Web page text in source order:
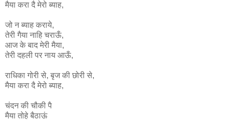
मैया करा दै मेरो ब्याह,
जो न ब्याह कराये,
तेरी गैया नाहि चराऊँ,
आज के बाद मेरी मैया,
तेरी दहली पर नाय आऊँ,
राधिका गोरी से, बृज की छोरी से,
मैया करा दै मेरो ब्याह,
चंदन की चौकी पै
मैया तोहे बैठाऊं